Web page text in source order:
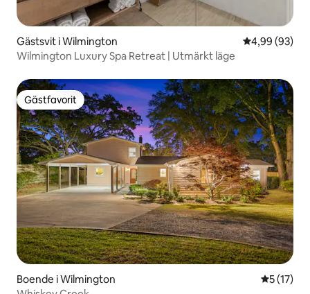
Gästsvit i Wilmington 4,99 av 5 i
4,99 (93)
Wilmington Luxury Spa Retreat | Utmärkt läge
Gästfavorit
Gästfavorit
Boende i Wilmington 5 av 5 i
5 (17)